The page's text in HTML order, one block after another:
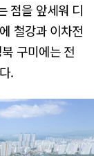
점을 앞세워 디
철강과 이차전
구미에는 전
.